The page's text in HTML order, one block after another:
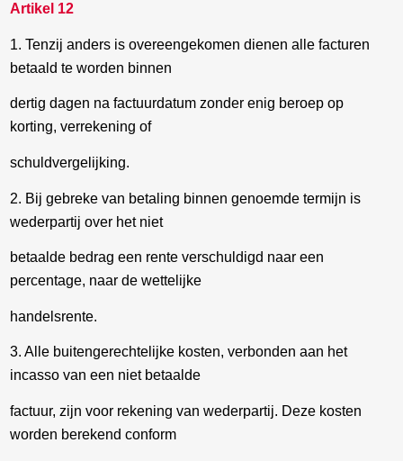
Artikel 12
1. Tenzij anders is overeengekomen dienen alle facturen
betaald te worden binnen
dertig dagen na factuurdatum zonder enig beroep op
korting, verrekening of
schuldvergelijking.
2. Bij gebreke van betaling binnen genoemde termijn is
wederpartij over het niet
betaalde bedrag een rente verschuldigd naar een
percentage, naar de wettelijke
handelsrente.
3. Alle buitengerechtelijke kosten, verbonden aan het
incasso van een niet betaalde
factuur, zijn voor rekening van wederpartij. Deze kosten
worden berekend conform